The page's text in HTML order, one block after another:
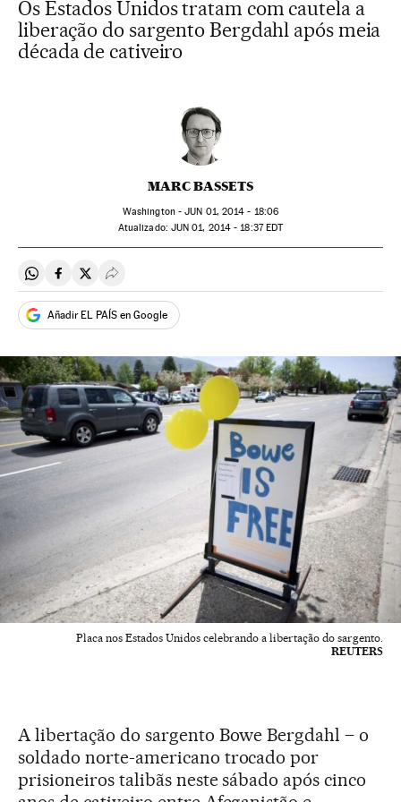
Os Estados Unidos tratam com cautela a
liberação do sargento Bergdahl após meia
década de cativeiro
MARC BASSETS
Washington -JUN 01, 2014 - 18:06
atualizado: JUN 01, 2014 - 18:37EDT
Compartir en Whatsapp
Compartir en Facebook
Compartir en Twitter
Desplegar Redes Sociales
Añadir EL PAÍS en Google
Placa nos Estados Unidos celebrando a libertação do sargento.
REUTERS
A libertação do sargento Bowe Bergdahl – o
soldado norte-americano trocado por
prisioneiros talibãs neste sábado após cinco